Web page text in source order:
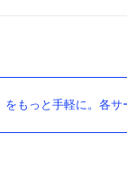
もっと手軽に。各